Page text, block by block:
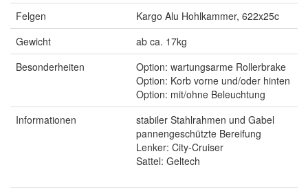
Felgen
Kargo Alu Hohlkammer, 622x25c
Gewicht
ab ca. 17kg
Besonderheiten
Option: wartungsarme Rollerbrake
Option: Korb vorne und/oder hinten
Option: mit/ohne Beleuchtung
Informationen
stabiler Stahlrahmen und Gabel
pannengeschützte Bereifung
Lenker: City-Cruiser
Sattel: Geltech